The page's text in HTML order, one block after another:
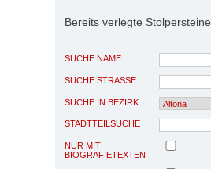
Bereits verlegte Stolpersteine
SUCHE NAME
SUCHE STRASSE
SUCHE IN BEZIRK
STADTTEILSUCHE
NUR MIT
BIOGRAFIETEXTEN